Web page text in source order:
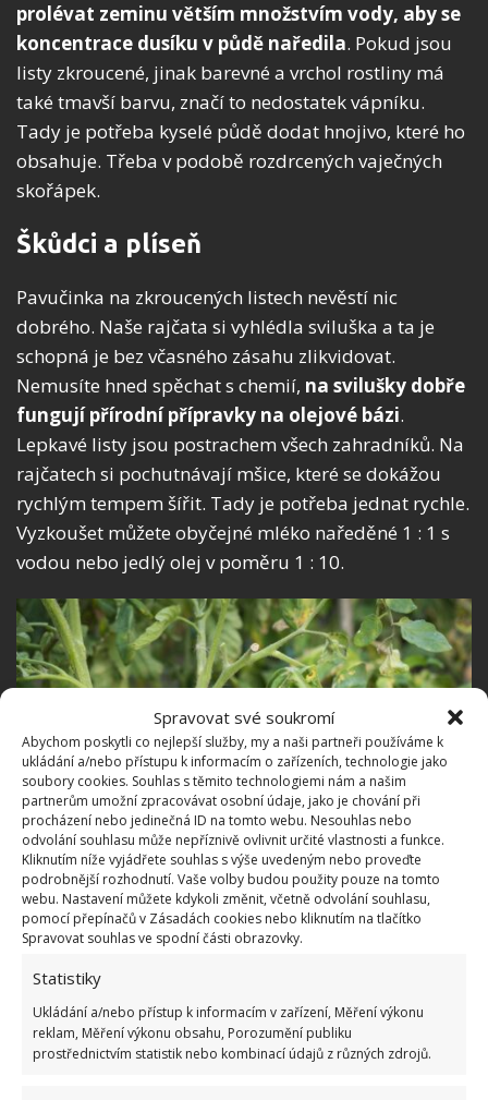
Spravovat své soukromí
Abychom poskytli co nejlepší služby, my a naši partneři používáme k
ukládání a/nebo přístupu k informacím o zařízeních, technologie jako
soubory cookies. Souhlas s těmito technologiemi nám a našim
partnerům umožní zpracovávat osobní údaje, jako je chování při
procházení nebo jedinečná ID na tomto webu. Nesouhlas nebo
odvolání souhlasu může nepříznivě ovlivnit určité vlastnosti a funkce.
Kliknutím níže vyjádřete souhlas s výše uvedeným nebo proveďte
podrobnější rozhodnutí. Vaše volby budou použity pouze na tomto
webu. Nastavení můžete kdykoli změnit, včetně odvolání souhlasu,
pomocí přepínačů v Zásadách cookies nebo kliknutím na tlačítko
Spravovat souhlas ve spodní části obrazovky.
Statistiky
Ukládání a/nebo přístup k informacím v zařízení, Měření výkonu
reklam, Měření výkonu obsahu, Porozumění publiku
prostřednictvím statistik nebo kombinací údajů z různých zdrojů.
prolévat zeminu větším množstvím vody, aby se
koncentrace dusíku v půdě naředila. Pokud jsou
listy zkroucené, jinak barevné a vrchol rostliny má
také tmavší barvu, značí to nedostatek vápníku.
Tady je potřeba kyselé půdě dodat hnojivo, které ho
obsahuje. Třeba v podobě rozdrcených vaječných
skořápek.
Škůdci a plíseň
Pavučinka na zkroucených listech nevěstí nic
dobrého. Naše rajčata si vyhlédla sviluška a ta je
schopná je bez včasného zásahu zlikvidovat.
Nemusíte hned spěchat s chemií, na svilušky dobře
fungují přírodní přípravky na olejové bázi.
Lepkavé listy jsou postrachem všech zahradníků. Na
rajčatech si pochutnávají mšice, které se dokážou
rychlým tempem šířit. Tady je potřeba jednat rychle.
Vyzkoušet můžete obyčejné mléko naředěné 1 : 1 s
vodou nebo jedlý olej v poměru 1 : 10.
Fotografie: Freepik
každoročně. Závisí to především na počasí. Horké
dny, déšť a kolísání teplot jsou ideální pro jejich
vznik. Rajčata můžeme už od června začítkaždé dva